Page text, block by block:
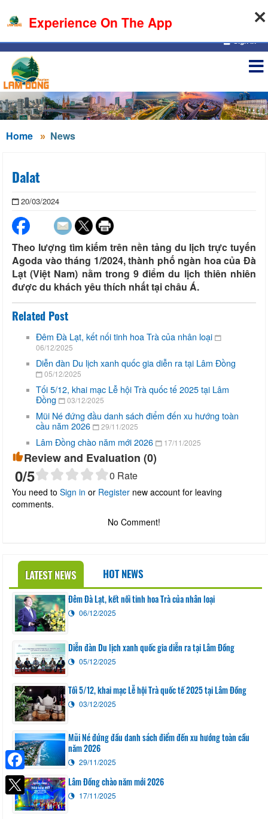
07-08-2026, 07:41:27
Sign in
Home News
Dalat
20/03/2024
Theo lượng tìm kiếm trên nền tảng du lịch trực tuyến
Agoda vào tháng 1/2024, thành phố ngàn hoa của Đà
Lạt (Việt Nam) nằm trong 9 điểm du lịch thiên nhiên
được du khách yêu thích nhất tại châu Á.
Related Post
Đêm Đà Lạt, kết nối tinh hoa Trà của nhân loại
06/12/2025
Diễn đàn Du lịch xanh quốc gia diễn ra tại Lâm Đồng
05/12/2025
Tối 5/12, khai mạc Lễ hội Trà quốc tế 2025 tại Lâm
Đồng
03/12/2025
Mũi Né đứng đầu danh sách điểm đến xu hướng toàn
cầu năm 2026
29/11/2025
Lâm Đồng chào năm mới 2026 17/11/2025
Review and Evaluation (0)
0/5 0 Rate
You need to Sign in or Register new account for leaving
comments.
No Comment!
LATEST NEWS HOT NEWS
Đêm Đà Lạt, kết nối tinh hoa Trà của nhân loại
06/12/2025
Diễn đàn Du lịch xanh quốc gia diễn ra tại Lâm Đồng
05/12/2025
Tối 5/12, khai mạc Lễ hội Trà quốc tế 2025 tại Lâm Đồng
03/12/2025
Mũi Né đứng đầu danh sách điểm đến xu hướng toàn cầu
năm 2026
29/11/2025
Lâm Đồng chào năm mới 2026
17/11/2025
Experience On The App
Facebook